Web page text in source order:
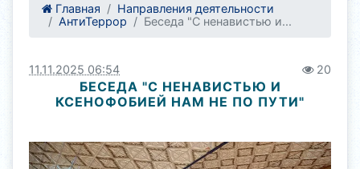
Главная
Направления деятельности
АнтиТеррор
Беседа "С ненавистью и...
11.11.2025 06:54 20
БЕСЕДА "С НЕНАВИСТЬЮ И
КСЕНОФОБИЕЙ НАМ НЕ ПО ПУТИ"